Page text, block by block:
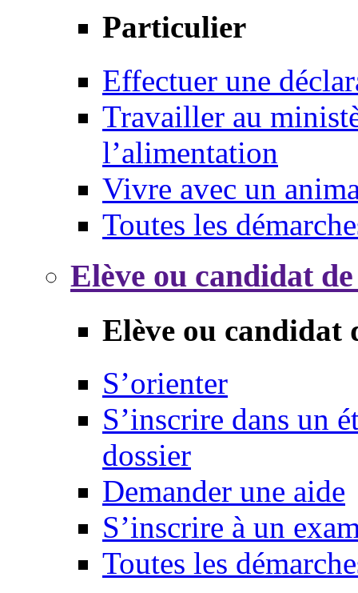
Particulier
Effectuer une
Travailler au
l’alimentation
Vivre avec un
Toutes les
Elève ou candidat
Elève ou candidat
S’orienter
S’inscrire dans un
dossier
Demander une aide
S’inscrire à un
Toutes les